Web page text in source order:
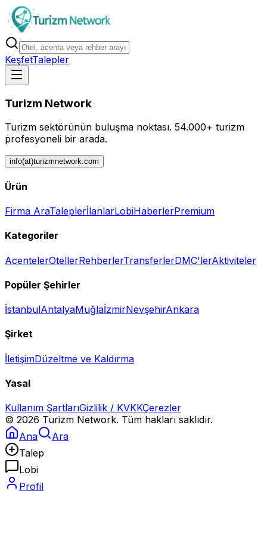
KeşfetTalepler
Turizm Network
Turizm sektörünün buluşma noktası. 54.000+ turizm
profesyoneli bir arada.
info(at)turizmnetwork.com
Ürün
Firma AraTaleplerİlanlarLobiHaberlerPremium
Kategoriler
AcentelerOtellerRehberlerTransferlerDMC'lerAktiviteler
Popüler Şehirler
İstanbulAntalyaMuğlaİzmirNevşehirAnkara
Şirket
İletişimDüzeltme ve Kaldırma
Yasal
Kullanım ŞartlarıGizlilik / KVKKÇerezler
© 2026 Turizm Network. Tüm hakları saklıdır.
Ana
Ara
Talep
Lobi
Profil